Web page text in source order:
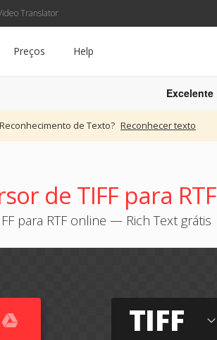
Translator
Preços Help
Excelente
de Texto? Reconhecer texto
de TIFF para RTF
para RTF online — Rich Text grátis
TIFF